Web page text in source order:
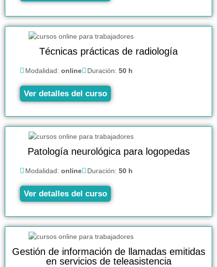
Técnicas prácticas de radiología
Modalidad: online Duración: 50 h
Ver detalles del curso
Patología neurológica para logopedas
Modalidad: online Duración: 50 h
Ver detalles del curso
Gestión de información de llamadas emitidas
en servicios de teleasistencia